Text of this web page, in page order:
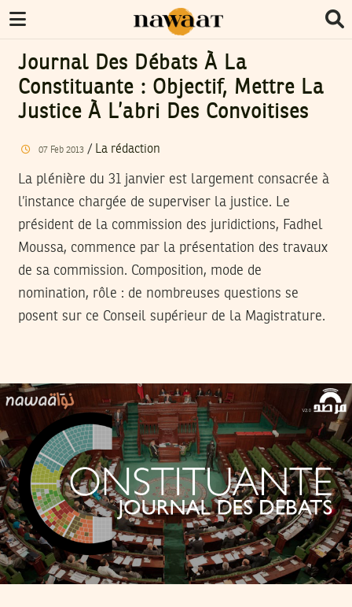
Journal Des Débats À La
Constituante : Objectif, Mettre La
Justice À L’abri Des Convoitises
07 Feb 2013/ La rédaction
La plénière du 31 janvier est largement consacrée à
l’instance chargée de superviser la justice. Le
président de la commission des juridictions, Fadhel
Moussa, commence par la présentation des travaux
de sa commission. Composition, mode de
nomination, rôle : de nombreuses questions se
posent sur ce Conseil supérieur de la Magistrature.